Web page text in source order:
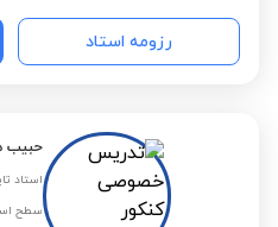
رزومه استاد
حبیب
استاد
سطح